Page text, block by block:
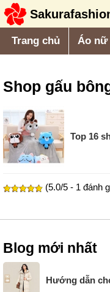
Trang chủ Áo nữ
Shop gấu
Top 16
(5.0/5 - 1 đánh
Blog mới nhất
Hướng dẫn